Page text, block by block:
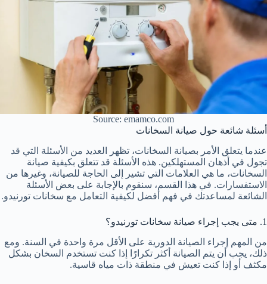
Source: emamco.com
أسئلة شائعة حول صيانة السخانات
عندما يتعلق الأمر بصيانة السخانات، تظهر العديد من الأسئلة التي قد
تجول في أذهان المستهلكين. هذه الأسئلة قد تتعلق بكيفية صيانة
السخانات، ما هي العلامات التي تشير إلى الحاجة للصيانة، وغيرها من
الاستفسارات. في هذا القسم، سنقوم بالإجابة على بعض الأسئلة
الشائعة لمساعدتك في فهم أفضل لكيفية التعامل مع سخانات تورنيدو.
1. متى يجب إجراء صيانة سخانات تورنيدو؟
من المهم إجراء الصيانة الدورية على الأقل مرة واحدة في السنة. ومع
ذلك، يجب أن يتم الصيانة أكثر تكرارًا إذا كنت تستخدم السخان بشكل
مكثف أو إذا كنت تعيش في منطقة ذات مياه قاسية.